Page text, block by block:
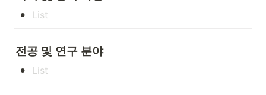
•
전공 및 연구 분야
•